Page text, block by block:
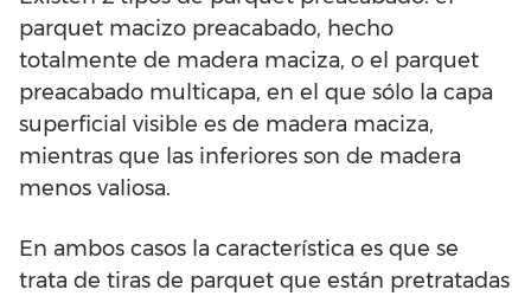
parquet macizo preacabado, hecho
totalmente de madera maciza, o el parquet
preacabado multicapa, en el que sólo la capa
superficial visible es de madera maciza,
mientras que las inferiores son de madera
menos valiosa.
En ambos casos la característica es que se
trata de tiras de parquet que están pretratadas